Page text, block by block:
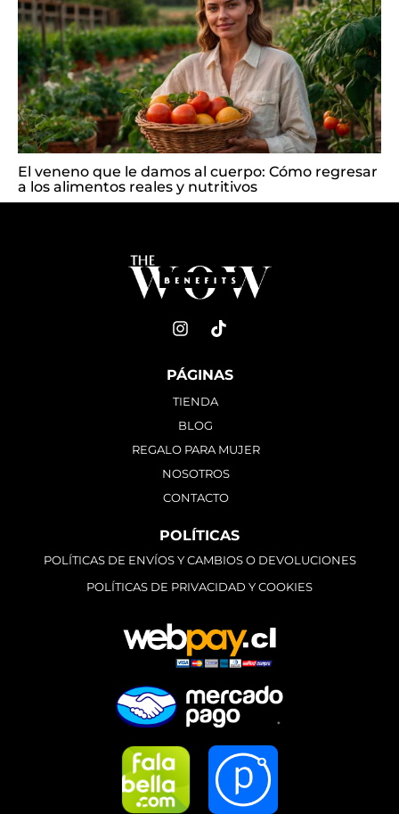
El veneno que le damos al cuerpo: Cómo regresar
a los alimentos reales y nutritivos
PÁGINAS
TIENDA
BLOG
REGALO PARA MUJER
NOSOTROS
CONTACTO
POLÍTICAS
POLÍTICAS DE ENVÍOS Y CAMBIOS O DEVOLUCIONES
POLÍTICAS DE PRIVACIDAD Y COOKIES